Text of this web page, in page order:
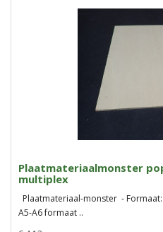
Plaatmateriaalmonster
multiplex
Plaatmateriaal-monster -
A5-A6 formaat ..